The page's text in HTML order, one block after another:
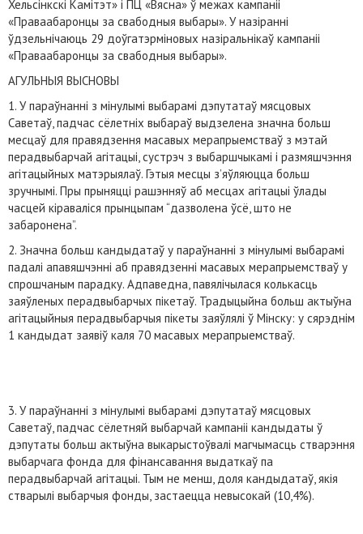
Хельсінкскі Камітэт» і ПЦ «Вясна» ў межах кампаніі
«Праваабаронцы за свабодныя выбары». У назіранні
ўдзельнічаюць 29 доўгатэрміновых назіральнікаў кампаніі
«Праваабаронцы за свабодныя выбары».
АГУЛЬНЫЯ ВЫСНОВЫ
1. У параўнанні з мінулымі выбарамі дэпутатаў мясцовых
Саветаў, падчас сёлетніх выбараў выдзелена значна больш
месцаў для правядзення масавых мерапрыемстваў з мэтай
перадвыбарчай агітацыі, сустрэч з выбаршчыкамі і размяшчэння
агітацыйных матэрыялаў. Гэтыя месцы з’яўляюцца больш
зручнымі. Пры прыняцці рашэнняў аб месцах агітацыі ўлады
часцей кіраваліся прынцыпам “дазволена ўсё, што не
забаронена”.
2. Значна больш кандыдатаў у параўнанні з мінулымі выбарамі
падалі апавяшчэнні аб правядзенні масавых мерапрыемстваў у
спрошчаным парадку. Адпаведна, павялічылася колькасць
заяўленых перадвыбарчых пікетаў. Традыцыйна больш актыўна
агітацыйныя перадвыбарчыя пікеты заяўлялі ў Мінску: у сярэднім
1 кандыдат заявіў каля 70 масавых мерапрыемстваў.
3. У параўнанні з мінулымі выбарамі дэпутатаў мясцовых
Саветаў, падчас сёлетняй выбарчай кампаніі кандыдаты ў
дэпутаты больш актыўна выкарыстоўвалі магчымасць стварэння
выбарчага фонда для фінансавання выдаткаў па
перадвыбарчай агітацыі. Тым не менш, доля кандыдатаў, якія
стварылі выбарчыя фонды, застаецца невысокай (10,4%).